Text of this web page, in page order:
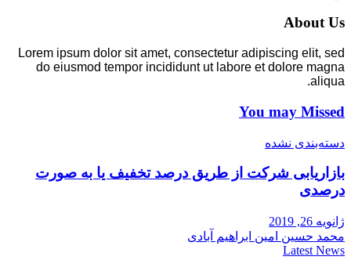
About Us
Lorem ipsum dolor sit amet, consectetur adipiscing elit, sed
do eiusmod tempor incididunt ut labore et dolore magna
aliqua.
You may Missed
دسته‌بندی نشده
بازاریابی شرکت از طریق درصد تخفیف یا به صورت
درصدی
ژانویه 26, 2019
محمد حسین امین ابراهیم آبادی
Latest News